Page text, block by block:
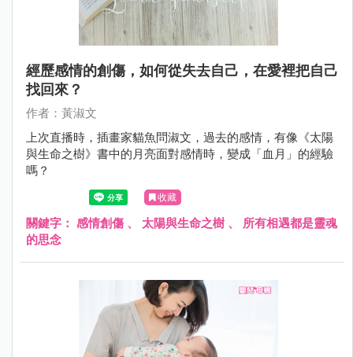
經歷感情的創傷，如何從失去自己，在愛裡把自己
找回來？
作者：黃淑文
上次直播時，插畫家貓魚問淑文，過去的感情，有像《太陽
與生命之樹》書中的月亮面對感情時，變成「血月」的經驗
嗎？
收藏
關鍵字： 感情創傷 、 太陽與生命之樹 、 所有相遇都是靈魂
的思念